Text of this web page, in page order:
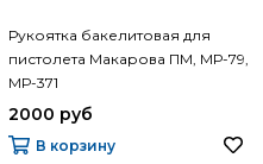
Рукоятка бакелитовая для
пистолета Макарова ПМ, МР-79,
МР-371
2000 руб
В корзину